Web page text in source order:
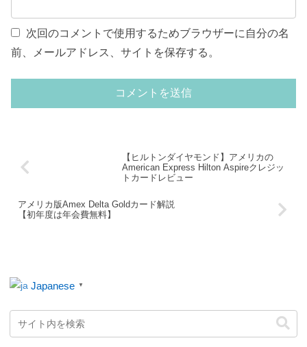
次回のコメントで使用するためブラウザーに自分の名
前、メールアドレス、サイトを保存する。
【ヒルトンダイヤモンド】アメリカの
American Express Hilton Aspireクレジッ
トカードレビュー
アメリカ版Amex Delta Goldカード解説
【初年度は年会費無料】
Japanese ▼